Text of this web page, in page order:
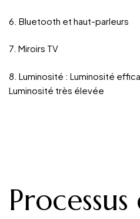
6. Bluetooth et haut-parleurs
7. Miroirs TV
8. Luminosité : Luminosité
Luminosité très élevée
Processus